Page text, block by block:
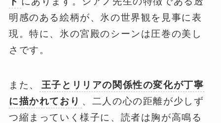
明感のある絵柄が、氷の世界観を見事に表
現。特に、氷の宮殿のシーンは圧巻の美し
さです。
また、
王子とリリアの関係性の変化が丁寧
に描かれており 、二人の心の距離が少しず
つ縮まっていく様子に、読者は胸が高鳴る